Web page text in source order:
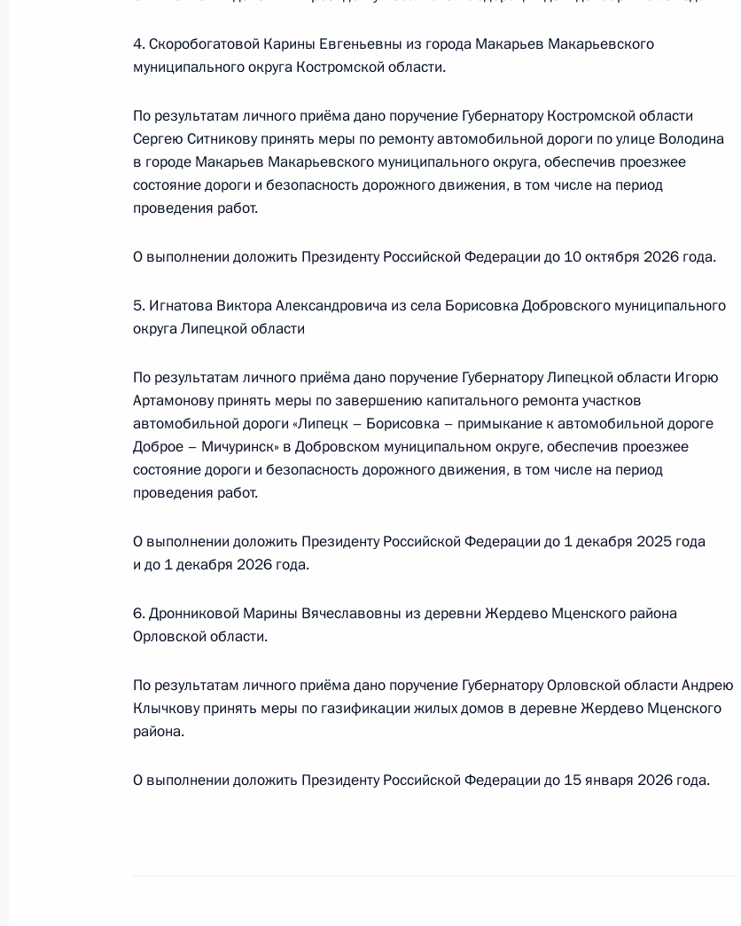
27 октября 2025 года, понедельник
О ходе исполнения поручения, данного по итогам личного приёма в режиме видео-
конференц-связи жительницы Брянской области, проведённого по поручению
Президента Российской Федерации начальником Управления Президента
Российской Федерации по внешней политике Игорем Неверовым в Приёмной
2025 года
27 октября 2025 года, 16:01
О ходе исполнения поручения, данного по итогам личного приёма в режиме видео-
конференц-связи жительницы Брянской области, проведённого по поручению
Президента Российской Федерации начальником Управления пресс-службы
и информации Президента Российской Федерации Андреем Цыбулиным
в Приёмной Президента Российской Федерации по приёму граждан в Москве
13 января 2025 года
О ходе исполнения поручения, данного по итогам личного приёма в режиме видео-
конференц-связи жительницы Брянской области, проведённого по поручению
Игорем Левитиным в Приёмной Президента Российской Федерации по приёму
граждан в Москве 3 февраля 2025 года
27 октября 2025 года, 15:57
4. Скоробогатовой Карины Евгеньевны из города Макарьев Макарьевского
муниципального округа Костромской области.
По результатам личного приёма дано поручение Губернатору Костромской области
Сергею Ситникову принять меры по ремонту автомобильной дороги по улице Володина
в городе Макарьев Макарьевского муниципального округа, обеспечив проезжее
состояние дороги и безопасность дорожного движения, в том числе на период
проведения работ.
О выполнении доложить Президенту Российской Федерации до 10 октября 2026 года.
5. Игнатова Виктора Александровича из села Борисовка Добровского муниципального
округа Липецкой области
По результатам личного приёма дано поручение Губернатору Липецкой области Игорю
Артамонову принять меры по завершению капитального ремонта участков
автомобильной дороги «Липецк – Борисовка – примыкание к автомобильной дороге
Доброе – Мичуринск» в Добровском муниципальном округе, обеспечив проезжее
состояние дороги и безопасность дорожного движения, в том числе на период
проведения работ.
О выполнении доложить Президенту Российской Федерации до 1 декабря 2025 года
и до 1 декабря 2026 года.
6. Дронниковой Марины Вячеславовны из деревни Жердево Мценского района
Орловской области.
По результатам личного приёма дано поручение Губернатору Орловской области Андрею
Клычкову принять меры по газификации жилых домов в деревне Жердево Мценского
района.
О выполнении доложить Президенту Российской Федерации до 15 января 2026 года.